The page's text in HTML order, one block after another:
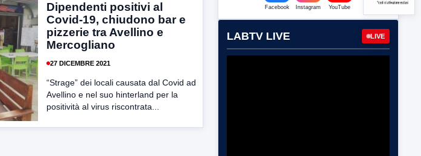
Dipendenti positivi al
Covid-19, chiudono bar e
pizzerie tra Avellino e
Mercogliano
27 DICEMBRE 2021
“Strage” dei locali causata dal Covid ad
Avellino e nel suo hinterland per la
positività al virus riscontrata...
Facebook Instagram YouTube
LABTV LIVE LIVE